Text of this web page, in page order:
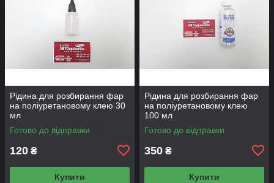
Рідина для розбирання фар
на поліуретановому клею 30
мл
Готово до відправки
120 ₴
Купити
Рідина для розбирання фар
на поліуретановому клею
100 мл
Готово до відправки
350 ₴
Купити